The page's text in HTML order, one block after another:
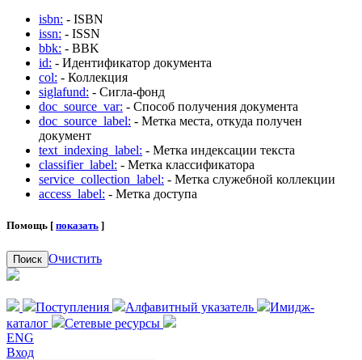
isbn: - ISBN
issn: - ISSN
bbk: - BBK
id: - Идентификатор документа
col: - Коллекция
siglafund: - Сигла-фонд
doc_source_var: - Способ получения документа
doc_source_label: - Метка места, откуда получен
документ
text_indexing_label: - Метка индексации текста
classifier_label: - Метка классификатора
service_collection_label: - Метка служебной коллекции
access_label: - Метка доступа
Помощь [ показать ]
Поиск Очистить
Поступления Алфавитный указатель
Имидж-
каталог
Сетевые ресурсы
ENG
Вход